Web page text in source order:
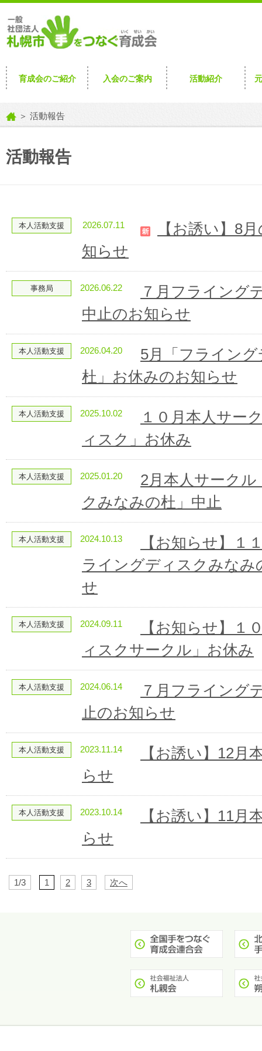
育成会のご紹介 入会のご案内 活動紹介
＞ 活動報告
活動報告
本人活動支援 2026.07.11
【お誘い】8
知らせ
事務局 2026.06.22
７月フライング
中止のお知らせ
本人活動支援 2026.04.20
5月「フライン
杜」お休みのお知らせ
本人活動支援 2025.10.02
１０月本人サー
ィスク」お休み
本人活動支援 2025.01.20
2月本人サーク
クみなみの杜」中止
本人活動支援 2024.10.13
【お知らせ】１
ライングディスクみなみ
せ
本人活動支援 2024.09.11
【お知らせ】１
ィスクサークル」お休み
本人活動支援 2024.06.14
７月フライング
止のお知らせ
本人活動支援 2023.11.14
【お誘い】12月
らせ
本人活動支援 2023.10.14
【お誘い】11月
らせ
1/3 1 2 3 次へ